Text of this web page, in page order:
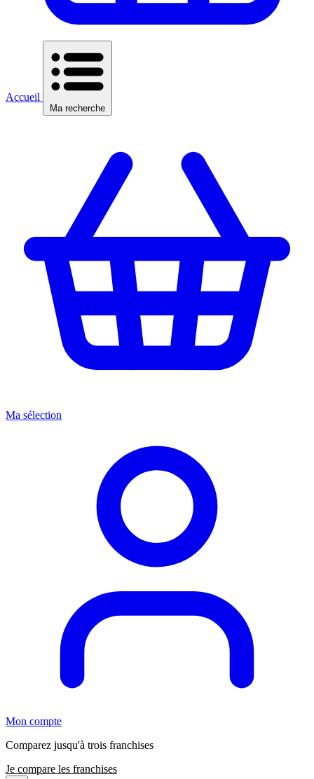
Accueil
Ma recherche
Ma sélection
Mon compte
Comparez jusqu'à trois franchises
Je compare les franchises